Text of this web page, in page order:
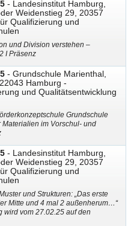
- Landesinstitut Hamburg,
Weidenstieg 29, 20357
Qualifizierung und
und Division verstehen –
I Präsenz
- Grundschule Marienthal,
Hamburg -
und Qualitätsentwicklung
Grundschule
im Vorschul- und
- Landesinstitut Hamburg,
Weidenstieg 29, 20357
Qualifizierung und
und Strukturen: „Das erste
Mitte und 4 mal 2 außenherum…“
wird vom 27.02.25 auf den